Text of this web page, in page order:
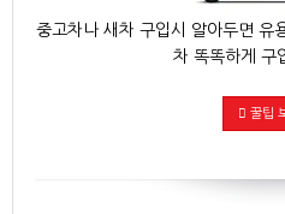
중고차나 새차 구입시 알아두면 유
차 똑똑하게 구
꿀팁